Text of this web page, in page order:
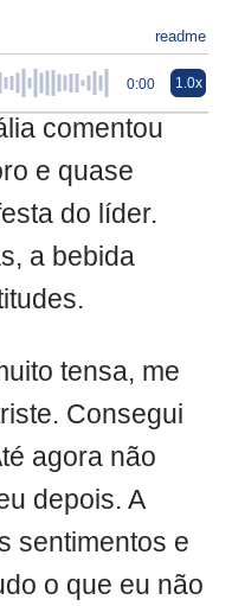
readme
0:00 1.0x
comentou
e quase
do líder.
a bebida
tensa, me
Consegui
agora não
depois. A
sentimentos e
o que eu não